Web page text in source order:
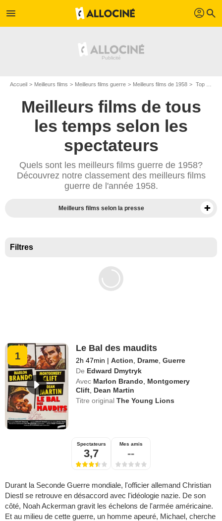
menu profil search
Accueil Meilleurs films Meilleurs films guerre Meilleurs films de 1958 Top films guerre de 1958
Meilleurs films de tous
les temps selon les
spectateurs
Quels sont les meilleurs films guerre de 1958?
Découvrez notre classement des meilleurs films
guerre de l'année 1958.
Meilleurs films selon la presse
Filtres
1
Le Bal des maudits
2h 47min | Action Drame ,Guerre
De Edward Dmytryk
Avec Marlon Brando
Montgomery
Clift Dean Martin
Titre originalThe Young Lions
Spectateurs
3,7
Mes amis
--
Durant la Seconde Guerre mondiale, l'officier allemand Christian
Diestl se retrouve en désaccord avec l'idéologie nazie. De son
côté, Noah Ackerman gravit les échelons de l'armée américaine.
Et au milieu de cette guerre, un homme apeuré, Michael, cherche